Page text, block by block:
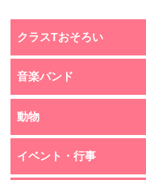
クラスTおそろい
音楽バンド
動物
イベント・行事